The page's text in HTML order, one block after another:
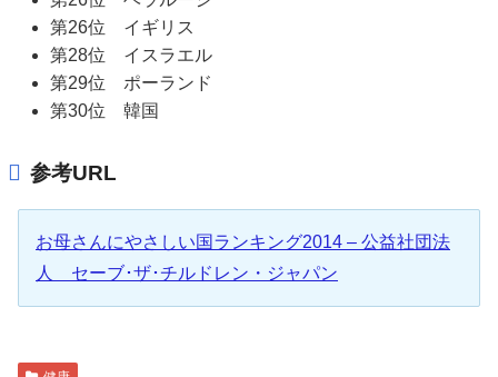
第26位 イギリス
第28位 イスラエル
第29位 ポーランド
第30位 韓国
参考URL
お母さんにやさしい国ランキング2014 – 公益社団法
人 セーブ･ザ･チルドレン・ジャパン